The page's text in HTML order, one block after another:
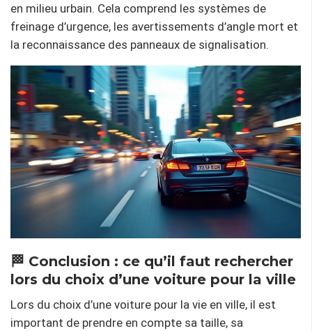
en milieu urbain. Cela comprend les systèmes de
freinage d’urgence, les avertissements d’angle mort et
la reconnaissance des panneaux de signalisation.
🏁 Conclusion : ce qu’il faut rechercher
lors du choix d’une voiture pour la ville
Lors du choix d’une voiture pour la vie en ville, il est
important de prendre en compte sa taille, sa